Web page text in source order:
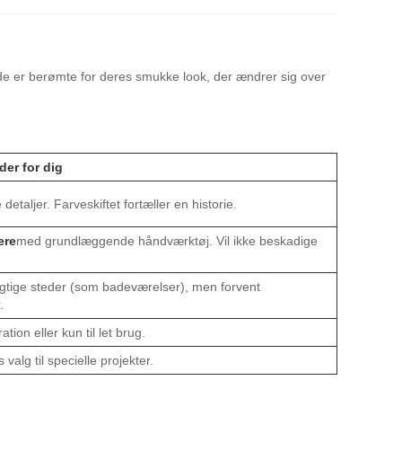
er berømte for deres smukke look, der ændrer sig over
for dig
detaljer. Farveskiftet fortæller en historie.
med grundlæggende håndværktøj. Vil ikke beskadige
steder (som badeværelser), men forvent
eller kun til let brug.
valg til specielle projekter.